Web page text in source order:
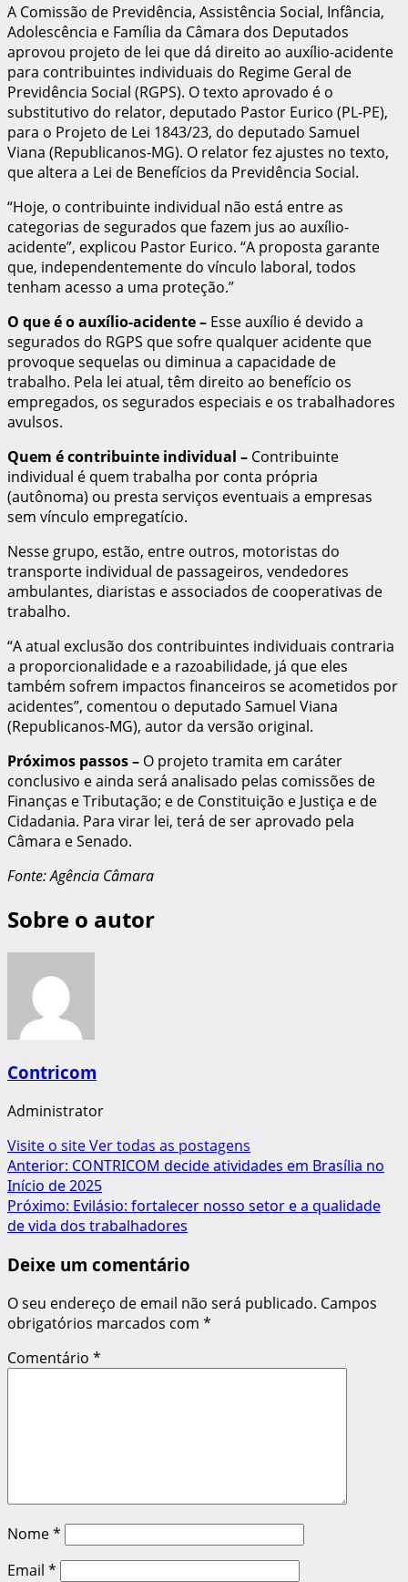
A Comissão de Previdência, Assistência Social, Infância,
Adolescência e Família da Câmara dos Deputados
aprovou projeto de lei que dá direito ao auxílio-acidente
para contribuintes individuais do Regime Geral de
Previdência Social (RGPS). O texto aprovado é o
substitutivo do relator, deputado Pastor Eurico (PL-PE),
para o Projeto de Lei 1843/23, do deputado Samuel
Viana (Republicanos-MG). O relator fez ajustes no texto,
que altera a Lei de Benefícios da Previdência Social.
“Hoje, o contribuinte individual não está entre as
categorias de segurados que fazem jus ao auxílio-
acidente”, explicou Pastor Eurico. “A proposta garante
que, independentemente do vínculo laboral, todos
tenham acesso a uma proteção.”
O que é o auxílio-acidente– Esse auxílio é devido a
segurados do RGPS que sofre qualquer acidente que
provoque sequelas ou diminua a capacidade de
trabalho. Pela lei atual, têm direito ao benefício os
empregados, os segurados especiais e os trabalhadores
avulsos.
Quem é contribuinte individual – Contribuinte
individual é quem trabalha por conta própria
(autônoma) ou presta serviços eventuais a empresas
sem vínculo empregatício.
Nesse grupo, estão, entre outros, motoristas do
transporte individual de passageiros, vendedores
ambulantes, diaristas e associados de cooperativas de
trabalho.
“A atual exclusão dos contribuintes individuais contraria
a proporcionalidade e a razoabilidade, já que eles
também sofrem impactos financeiros se acometidos por
acidentes”, comentou o deputado Samuel Viana
(Republicanos-MG), autor da versão original.
Próximos passos – O projeto tramita em caráter
conclusivo e ainda será analisado pelas comissões de
Finanças e Tributação; e de Constituição e Justiça e de
Cidadania. Para virar lei, terá de ser aprovado pela
Câmara e Senado.
Fonte: Agência Câmara
Sobre o autor
Contricom
Administrator
Visite o siteVer todas as postagens
Navegação
de
artigos
Anterior: CONTRICOM decide atividades em Brasília no
Início de 2025
Próximo: Evilásio: fortalecer nosso setor e a qualidade
de vida dos trabalhadores
Deixe um comentário
O seu endereço de email não será publicado. Campos
obrigatórios marcados com *
Comentário *
Nome*
Email *